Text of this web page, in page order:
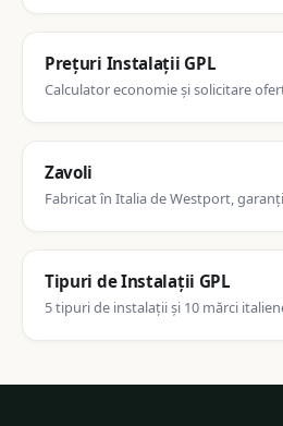
Prețuri Instalații GPL
Calculator economie și solicitare
Zavoli
Fabricat în Italia de Westport,
Tipuri de Instalații GPL
5 tipuri de instalații și 10 mărci